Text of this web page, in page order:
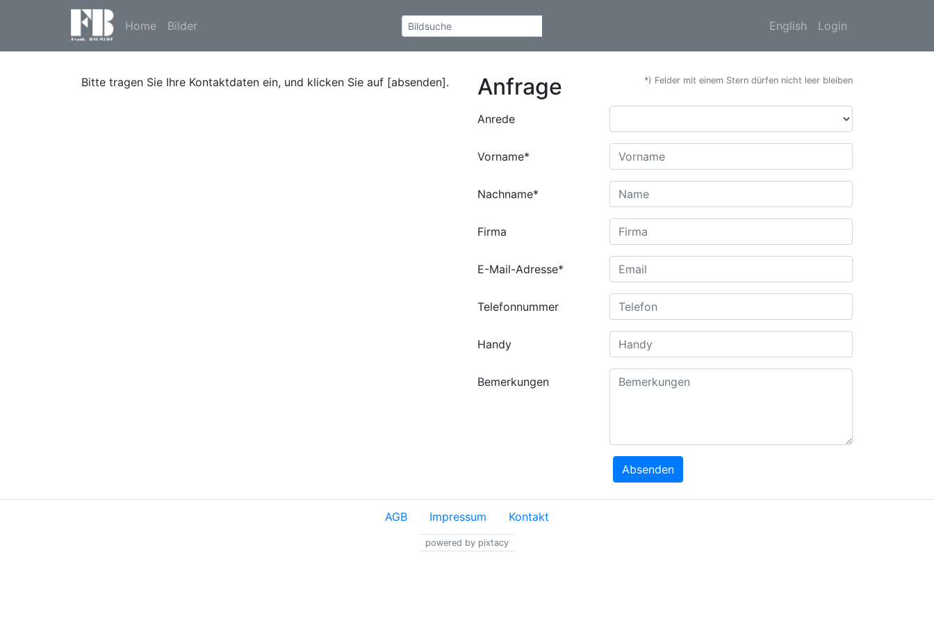
Home Bilder English Login
Bitte tragen Sie Ihre Kontaktdaten ein, und klicken Sie auf [absenden]. *) Felder mit einem Stern dürfen nicht leer bleiben
Anfrage
Anrede
Vorname*
Nachname*
Firma
E-Mail-Adresse*
Telefonnummer
Handy
Bemerkungen
Absenden
AGB Impressum Kontakt
powered by pixtacy